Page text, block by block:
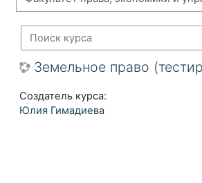
Поиск курса
Земельное право
Создатель курса:
Юлия Гимадиева